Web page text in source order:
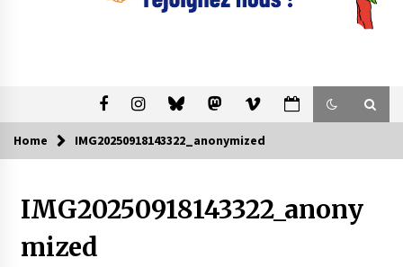
Home IMG20250918143322_anonymized
IMG20250918143322_anony
mized